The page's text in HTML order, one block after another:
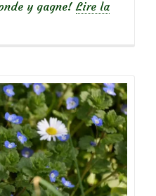
y gagne! Lire la